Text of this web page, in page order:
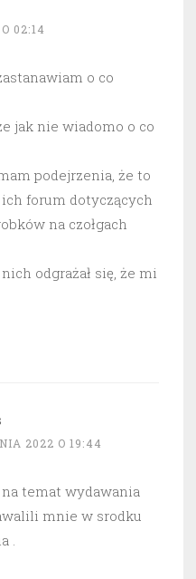
02:14
o co
jak nie wiadomo o co
podejrzenia, że to
forum dotyczących
na czołgach
odgrażał się, że mi
2022 O 19:44
temat wydawania
mnie w srodku
.